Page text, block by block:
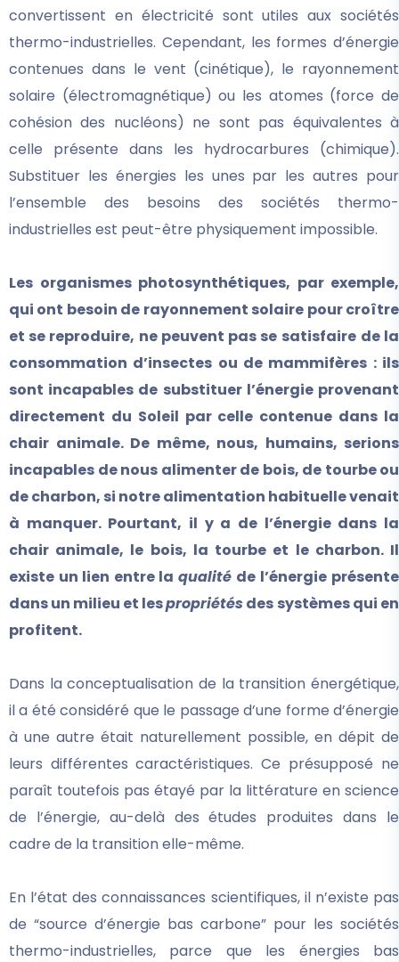
convertissent en électricité sont utiles aux sociétés
thermo-industrielles. Cependant, les formes d’énergie
contenues dans le vent (cinétique), le rayonnement
solaire (électromagnétique) ou les atomes (force de
cohésion des nucléons) ne sont pas équivalentes à
celle présente dans les hydrocarbures (chimique).
Substituer les énergies les unes par les autres pour
l’ensemble des besoins des sociétés thermo-
industrielles est peut-être physiquement impossible.
Les organismes photosynthétiques, par exemple,
qui ont besoin de rayonnement solaire pour croître
et se reproduire, ne peuvent pas se satisfaire de la
consommation d’insectes ou de mammifères : ils
sont incapables de substituer l’énergie provenant
directement du Soleil par celle contenue dans la
chair animale. De même, nous, humains, serions
incapables de nous alimenter de bois, de tourbe ou
de charbon, si notre alimentation habituelle venait
à manquer. Pourtant, il y a de l’énergie dans la
chair animale, le bois, la tourbe et le charbon. Il
existe un lien entre la qualité de l’énergie présente
dans un milieu et lespropriétés des systèmes qui en
profitent.
Dans la conceptualisation de la transition énergétique,
il a été considéré que le passage d’une forme d’énergie
à une autre était naturellement possible, en dépit de
leurs différentes caractéristiques. Ce présupposé ne
paraît toutefois pas étayé par la littérature en science
de l’énergie, au-delà des études produites dans le
cadre de la transition elle-même.
En l’état des connaissances scientifiques, il n’existe pas
de “source d’énergie bas carbone” pour les sociétés
thermo-industrielles, parce que les énergies bas